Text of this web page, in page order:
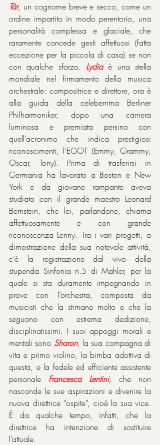
Tár, un cognome breve e secco, come un
ordine impartito in modo perentorio, una
personalità complessa e glaciale, che
raramente concede gesti affettuosi (fatta
eccezione per la piccola di casa) se non
con qualche sforzo. Lydia è una stella
mondiale nel firmamento della musica
orchestrale: compositrice e direttore, ora è
alla guida della celeberrima Berliner
Philharmoniker, dopo una carriera
luminosa e premiata persino con
quell’acronimo che indica prestigiosi
riconoscimenti, l’EGOT (Emmy, Grammy,
Oscar, Tony). Prima di trasferirsi in
Germania ha lavorato a Boston e New
York e da giovane rampante aveva
studiato con il grande maestro Leonard
Bernstein, che lei, parlandone, chiama
affettuosamente e con grande
riconoscenza Lenny. Tra i vari progetti, a
dimostrazione della sua notevole attività,
c’è la registrazione dal vivo della
stupenda Sinfonia n.5 di Mahler, per la
quale si sta duramente impegnando in
prove con l’orchestra, composta da
musicisti che la stimano molto e che la
seguono con estrema dedizione,
disciplinatissimi. I suoi appoggi morali e
mentali sono Sharon, la sua compagna di
vita e primo violino, la bimba adottiva di
questa, e la fedele ed efficiente assistente
personale Francesca Lentini, che non
nasconde le sue aspirazioni e divenire la
nuova direttrice “ospite”, cioè la sua vice.
È da qualche tempo, infatti, che la
direttrice ha intenzione di sostituire
l’attuale.